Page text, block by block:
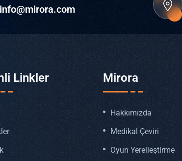
Linkler Mirora
Hakkımızda
Medikal Çeviri
Oyun Yerelleştirme